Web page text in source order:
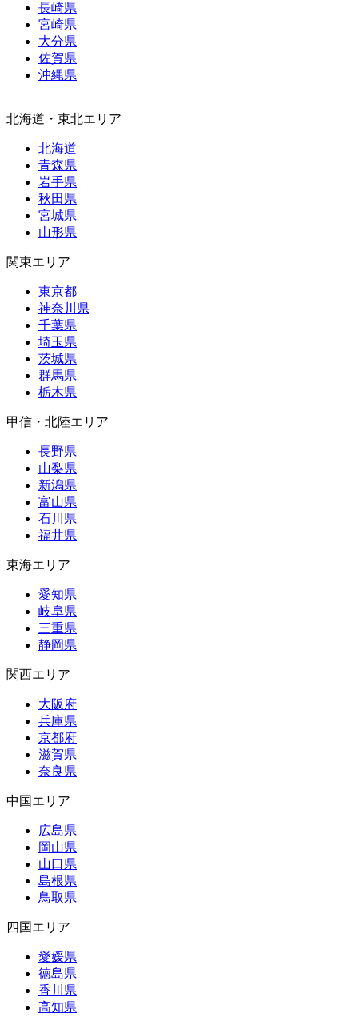
長崎県
宮崎県
大分県
佐賀県
沖縄県
北海道・東北エリア
北海道
青森県
岩手県
秋田県
宮城県
山形県
関東エリア
東京都
神奈川県
千葉県
埼玉県
茨城県
群馬県
栃木県
甲信・北陸エリア
長野県
山梨県
新潟県
富山県
石川県
福井県
東海エリア
愛知県
岐阜県
三重県
静岡県
関西エリア
大阪府
兵庫県
京都府
滋賀県
奈良県
中国エリア
広島県
岡山県
山口県
島根県
鳥取県
四国エリア
愛媛県
徳島県
香川県
高知県